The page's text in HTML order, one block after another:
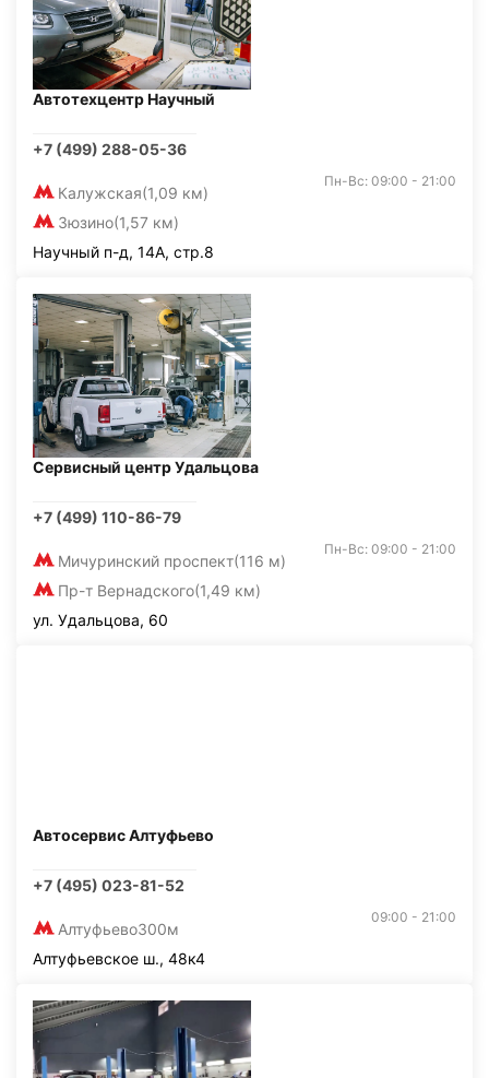
Автотехцентр Научный
+7 (499) 288-05-36
Калужская(1,09 км)
Зюзино(1,57 км)
Пн-Вс: 09:00 - 21:00
Научный п-д, 14А, стр.8
Сервисный центр Удальцова
+7 (499) 110-86-79
Мичуринский проспект(116 м)
Пр-т Вернадского(1,49 км)
Пн-Вс: 09:00 - 21:00
ул. Удальцова, 60
Автосервис Алтуфьево
+7 (495) 023-81-52
Алтуфьево300м
09:00 - 21:00
Алтуфьевское ш., 48к4